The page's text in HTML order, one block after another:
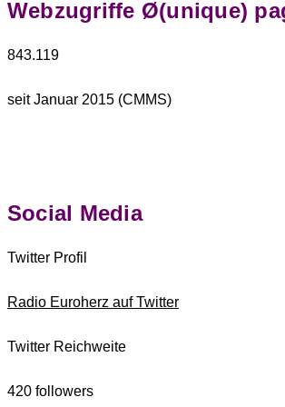
Webzugriffe Ø(unique)
843.119
seit Januar 2015 (CMMS)
Social Media
Twitter Profil
Radio Euroherz auf Twitter
Twitter Reichweite
420 followers